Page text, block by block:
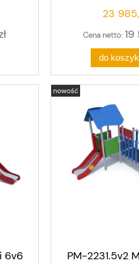
23
Cena netto: 19
do
6v6 PM-2231.5v2
nowość